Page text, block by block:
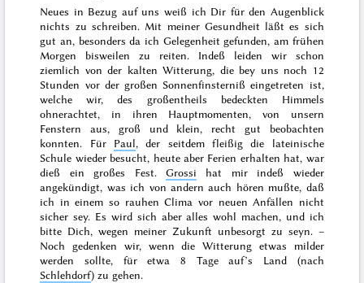
Neues in Bezug auf uns weiß ich Dir für den Augenblick
nichts zu schreiben. Mit meiner Gesundheit läßt es sich
gut an, besonders da ich Gelegenheit gefunden, am frühen
Morgen bisweilen zu reiten. Indeß leiden wir schon
ziemlich von der kalten Witterung, die bey uns noch 12
Stunden vor der großen Sonnenfinsterniß eingetreten ist,
welche wir, des großentheils bedeckten Himmels
ohnerachtet, in ihren Hauptmomenten, von unsern
Fenstern aus, groß und klein, recht gut beobachten
konnten. Für Paul, der seitdem fleißig die lateinische
Schule wieder besucht, heute aber Ferien erhalten hat, war
dieß ein großes Fest. Grossi hat mir indeß wieder
angekündigt, was ich von andern auch hören mußte, daß
ich in einem so rauhen Clima vor neuen Anfällen nicht
sicher sey. Es wird sich aber alles wohl machen, und ich
bitte Dich, wegen meiner Zukunft unbesorgt zu seyn. –
Noch gedenken wir, wenn die Witterung etwas milder
werden sollte, für etwa 8 Tage auf’s Land (nach
Schlehdorf) zu gehen.